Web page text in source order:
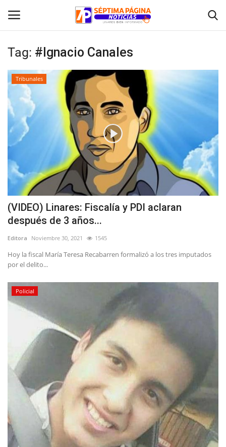
Inicio
Crónica
Policial
Tribunales
Deporte
Política
Espectáculos
Tag: #Ignacio Canales
Tribunales
(VIDEO) Linares: Fiscalía y PDI aclaran
después de 3 años...
Editora Noviembre 30, 2021 1545
Hoy la fiscal María Teresa Recabarren formalizó a los tres imputados
por el delito...
Policial